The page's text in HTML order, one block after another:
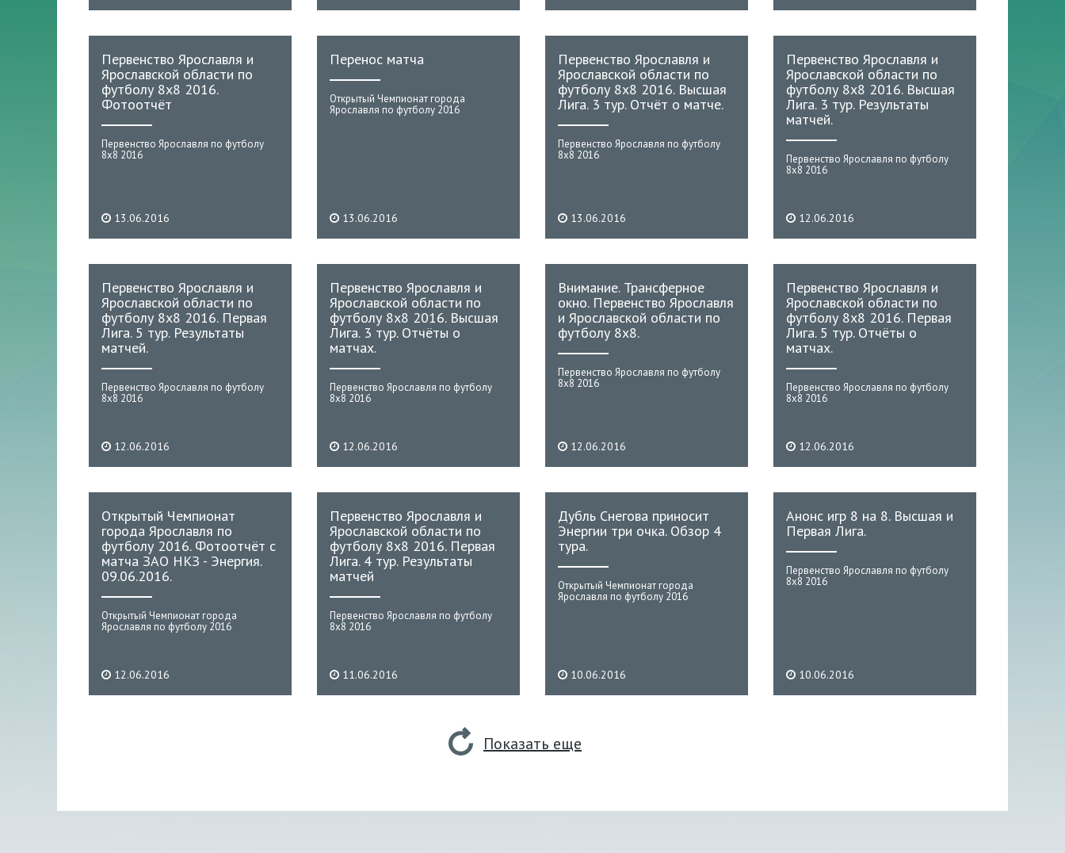
Первенство Ярославля и
Ярославской области по
футболу 8х8 2016.
Фотоотчёт
Первенство Ярославля по футболу
8х8 2016
13.06.2016
Перенос матча
Открытый Чемпионат города
Ярославля по футболу 2016
13.06.2016
Первенство Ярославля и
Ярославской области по
футболу 8х8 2016. Высшая
Лига. 3 тур. Отчёт о матче.
Первенство Ярославля по футболу
8х8 2016
13.06.2016
Первенство Ярославля и
Ярославской области по
футболу 8х8 2016. Высшая
Лига. 3 тур. Результаты
матчей.
Первенство Ярославля по футболу
8х8 2016
12.06.2016
Первенство Ярославля и
Ярославской области по
футболу 8х8 2016. Первая
Лига. 5 тур. Результаты
матчей.
Первенство Ярославля по футболу
8х8 2016
12.06.2016
Первенство Ярославля и
Ярославской области по
футболу 8х8 2016. Высшая
Лига. 3 тур. Отчёты о
матчах.
Первенство Ярославля по футболу
8х8 2016
12.06.2016
Внимание. Трансферное
окно. Первенство Ярославля
и Ярославской области по
футболу 8х8.
Первенство Ярославля по футболу
8х8 2016
12.06.2016
Первенство Ярославля и
Ярославской области по
футболу 8х8 2016. Первая
Лига. 5 тур. Отчёты о
матчах.
Первенство Ярославля по футболу
8х8 2016
12.06.2016
Открытый Чемпионат
города Ярославля по
футболу 2016. Фотоотчёт с
матча ЗАО НКЗ - Энергия.
09.06.2016.
Открытый Чемпионат города
Ярославля по футболу 2016
12.06.2016
Первенство Ярославля и
Ярославской области по
футболу 8х8 2016. Первая
Лига. 4 тур. Результаты
матчей
Первенство Ярославля по футболу
8х8 2016
11.06.2016
Дубль Снегова приносит
Энергии три очка. Обзор 4
тура.
Открытый Чемпионат города
Ярославля по футболу 2016
10.06.2016
Анонс игр 8 на 8. Высшая и
Первая Лига.
Первенство Ярославля по футболу
8х8 2016
10.06.2016
Показать еще